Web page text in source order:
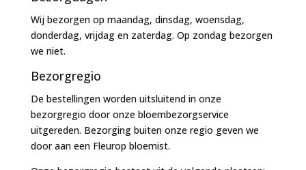
Wij bezorgen op maandag, dinsdag, woensdag,
donderdag, vrijdag en zaterdag. Op zondag bezorgen
we niet.
Bezorgregio
De bestellingen worden uitsluitend in onze
bezorgregio door onze bloembezorgservice
uitgereden. Bezorging buiten onze regio geven we
door aan een Fleurop bloemist.